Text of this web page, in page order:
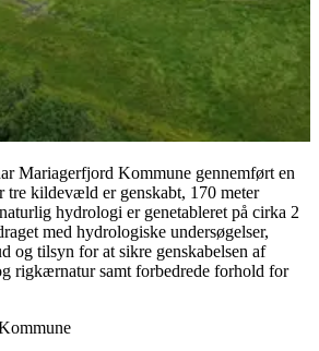
Mariagerfjord Kommune gennemført en
tre kildevæld er genskabt, 170 meter
hydrologi er genetableret på cirka 2
med hydrologiske undersøgelser,
og tilsyn for at sikre genskabelsen af
rigkærnatur samt forbedrede forhold for